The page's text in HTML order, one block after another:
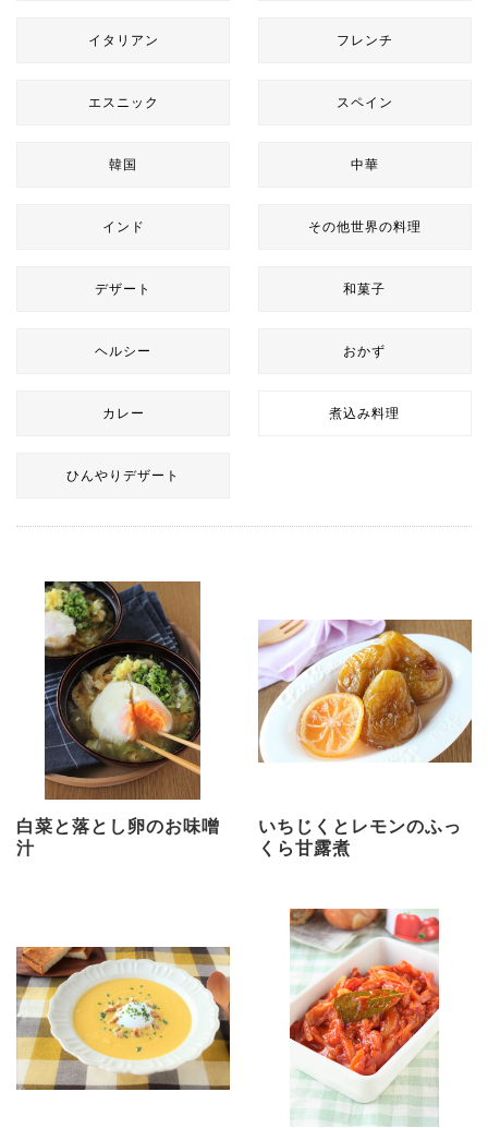
イタリアン フレンチ
エスニック スペイン
韓国 中華
インド その他世界の料理
デザート 和菓子
ヘルシー おかず
カレー 煮込み料理
ひんやりデザート
白菜と落とし卵のお味噌
汁
いちじくとレモンのふっ
くら甘露煮